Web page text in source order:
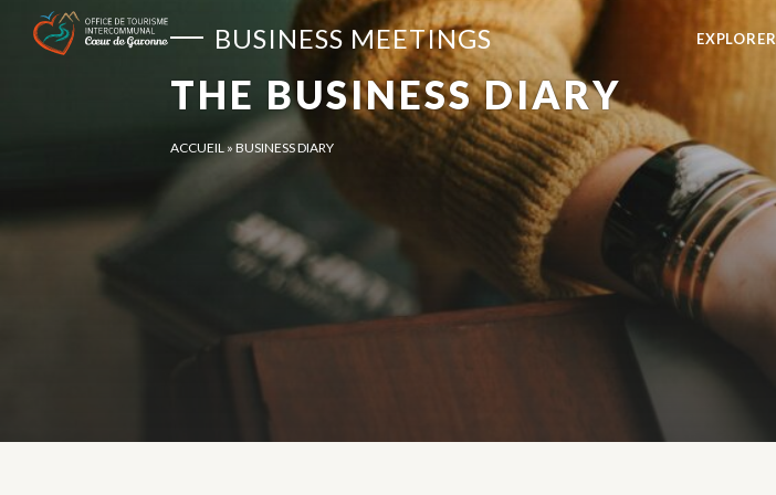
EXPLORER
THE BUSINESS DIARY
BUSINESS MEETINGS
ACCUEIL »BUSINESS DIARY
Cookies management panel